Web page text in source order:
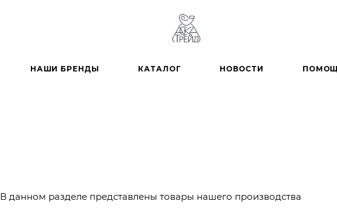
НАШИ БРЕНДЫ КАТАЛОГ НОВОСТИ
В данном разделе представлены товары нашего производства